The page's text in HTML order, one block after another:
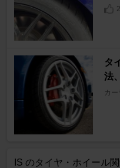
タ
法
カー
IS のタイヤ・ホイール